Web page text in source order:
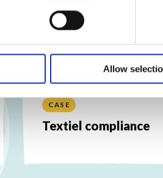
Allow
CASE
Textiel compliance